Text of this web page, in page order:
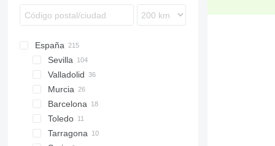
España
Sevilla
Valladolid
Murcia
Barcelona
Toledo
Tarragona